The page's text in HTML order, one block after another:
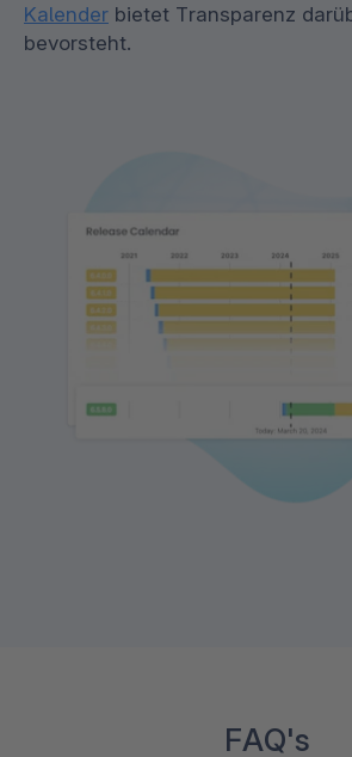
Kalender bietet Transparenz
bevorsteht.
FAQ's